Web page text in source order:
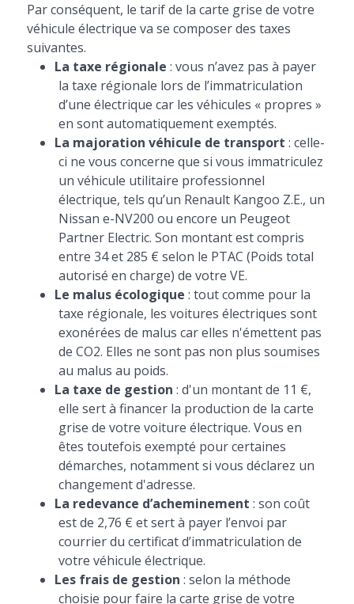
Par conséquent, le tarif de la carte grise de votre
véhicule électrique va se composer des taxes
suivantes.
La taxe régionale : vous n’avez pas à payer
la taxe régionale lors de l’immatriculation
d’une électrique car les véhicules « propres »
en sont automatiquement exemptés.
La majoration véhicule de transport : celle-
ci ne vous concerne que si vous immatriculez
un véhicule utilitaire professionnel
électrique, tels qu’un Renault Kangoo Z.E., un
Nissan e-NV200 ou encore un Peugeot
Partner Electric. Son montant est compris
entre 34 et 285 € selon le PTAC (Poids total
autorisé en charge) de votre VE.
Le malus écologique : tout comme pour la
taxe régionale, les voitures électriques sont
exonérées de malus car elles n'émettent pas
de CO2. Elles ne sont pas non plus soumises
au malus au poids.
La taxe de gestion : d'un montant de 11 €,
elle sert à financer la production de la carte
grise de votre voiture électrique. Vous en
êtes toutefois exempté pour certaines
démarches, notamment si vous déclarez un
changement d'adresse.
La redevance d’acheminement : son coût
est de 2,76 € et sert à payer l’envoi par
courrier du certificat d’immatriculation de
votre véhicule électrique.
Les frais de gestion : selon la méthode
choisie pour faire la carte grise de votre